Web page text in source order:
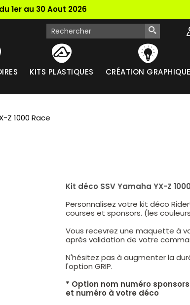
du 1er au 30 Aout 2026
KITS PLASTIQUES CRÉATION GRAPHIQUE
Z 1000 Race
Kit déco SSV Yamaha YX-Z
Personnalisez votre kit déco
courses et sponsors. (les
Vous recevrez une maquette à
après validation de votre
N'hésitez pas à augmenter la
l'option GRIP.
* Option nom numéro
et numéro à votre déco